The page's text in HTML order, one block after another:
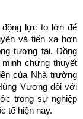
lực to lớn để
và tiến xa hơn
tương tai. Đồng
chứng thuyết
của Nhà trường
Vương đối với
trong sự nghiệp
tế hiện nay.